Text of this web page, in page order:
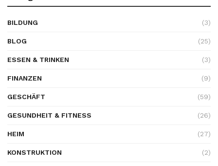
BILDUNG (3)
BLOG (25)
ESSEN & TRINKEN (3)
FINANZEN (9)
GESCHÄFT (59)
GESUNDHEIT & FITNESS (26)
HEIM (27)
KONSTRUKTION (2)